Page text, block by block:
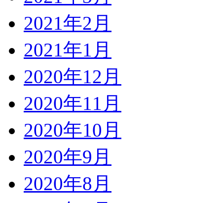
2021年2月
2021年1月
2020年12月
2020年11月
2020年10月
2020年9月
2020年8月